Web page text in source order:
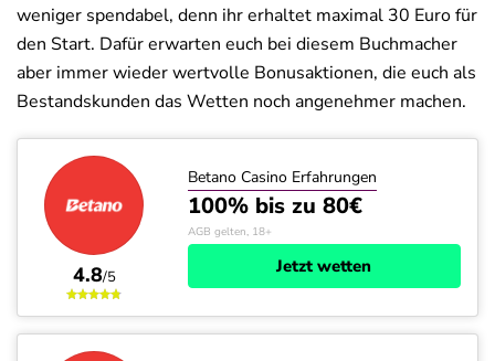
weniger spendabel, denn ihr erhaltet maximal 30 Euro für
den Start. Dafür erwarten euch bei diesem Buchmacher
aber immer wieder wertvolle Bonusaktionen, die euch als
Bestandskunden das Wetten noch angenehmer machen.
4.8/5
Betano Casino Erfahrungen
100% bis zu 80€
AGB gelten, 18+
Jetzt wetten